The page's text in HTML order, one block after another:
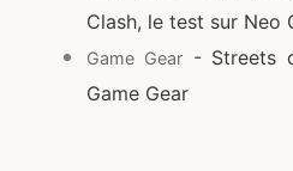
Clash, le test sur Neo
Game Gear- Streets
Game Gear